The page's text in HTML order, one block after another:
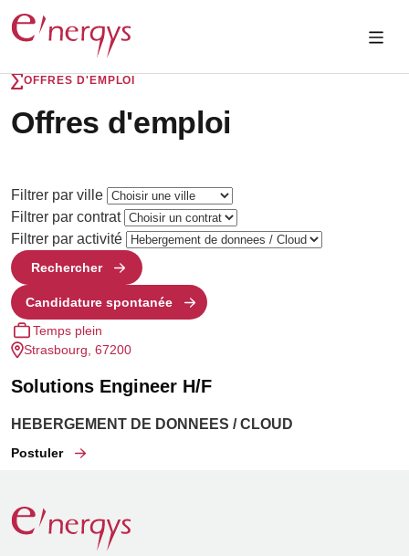
OFFRES D'EMPLOI
Offres d'emploi
Filtrer par ville
Filtrer par contrat
Filtrer par activité
Rechercher
Candidature spontanée
Temps plein
Strasbourg, 67200
Solutions Engineer H/F
HEBERGEMENT DE DONNEES / CLOUD
Postuler